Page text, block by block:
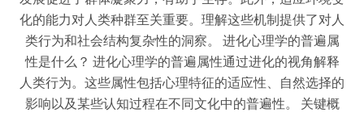
化的能力对人类种群至关重要。理解这些机制提供了对人
类行为和社会结构复杂性的洞察。 进化心理学的普遍属
性是什么？ 进化心理学的普遍属性通过进化的视角解释
人类行为。这些属性包括心理特征的适应性、自然选择的
影响以及某些认知过程在不同文化中的普遍性。 关键概